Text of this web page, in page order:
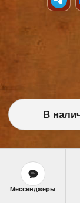
В
Мессенджеры